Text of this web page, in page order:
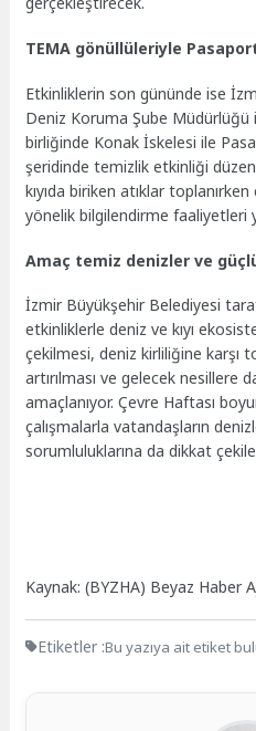
TEMA gönüllüleriyle
Etkinliklerin son gününde ise
Deniz Koruma Şube Müdürlüğü
birliğinde Konak İskelesi ile
şeridinde temizlik etkinliği
kıyıda biriken atıklar toplanırken
yönelik bilgilendirme faaliyetleri
Amaç temiz denizler ve
İzmir Büyükşehir Belediyesi
etkinliklerle deniz ve kıyı
çekilmesi, deniz kirliliğine karşı
artırılması ve gelecek nesillere
amaçlanıyor. Çevre Haftası
çalışmalarla vatandaşların
sorumluluklarına da dikkat
Kaynak: (BYZHA) Beyaz Haber
Etiketler :Bu yazıya ait etiket